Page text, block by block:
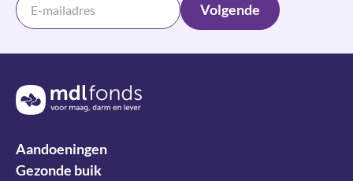
Volgende
Terug naar de homepage
Aandoeningen
Gezonde buik